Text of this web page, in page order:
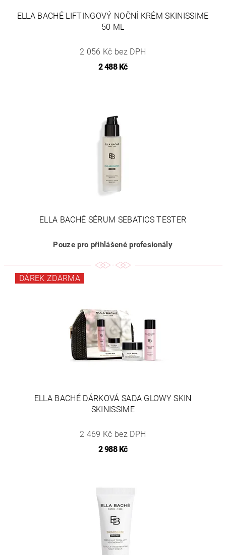
ELLA BACHÉ LIFTINGOVÝ NOČNÍ KRÉM SKINISSIME
50 ML
2 056 Kč bez DPH
2 488 Kč
ELLA BACHÉ SÉRUM SEBATICS TESTER
Pouze pro přihlášené profesionály
DÁREK ZDARMA
ELLA BACHÉ DÁRKOVÁ SADA GLOWY SKIN
SKINISSIME
2 469 Kč bez DPH
2 988 Kč